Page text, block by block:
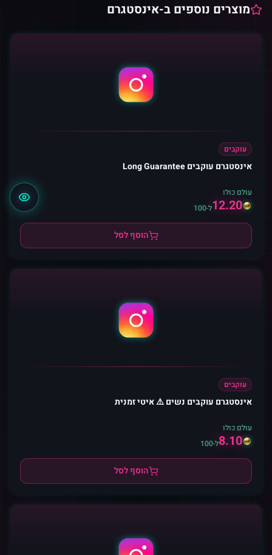
מוצרים נוספים ב-אינסטגרם
עוקבים
אינסטגרם עוקבים Long Guarantee
עולם כולו
12.20ל-100
הוסף לסל
עוקבים
אינסטגרם עוקבים נשים ⚠️ איטי זמנית
עולם כולו
8.10ל-100
הוסף לסל